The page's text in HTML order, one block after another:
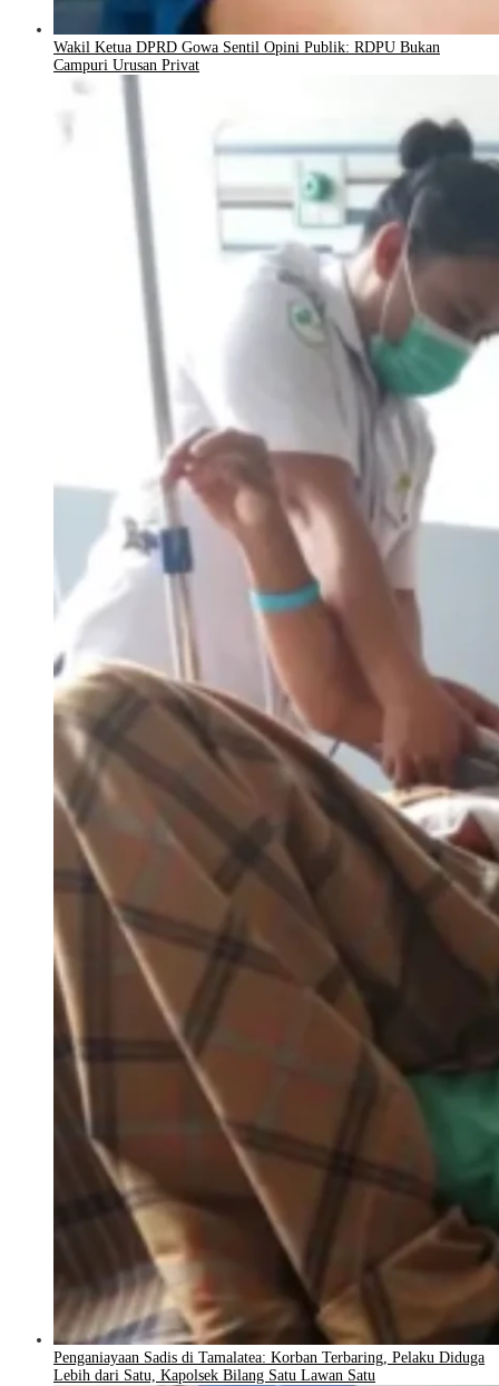
Wakil Ketua DPRD Gowa Sentil Opini Publik: RDPU Bukan
Campuri Urusan Privat
Penganiayaan Sadis di Tamalatea: Korban Terbaring, Pelaku Diduga
Lebih dari Satu, Kapolsek Bilang Satu Lawan Satu